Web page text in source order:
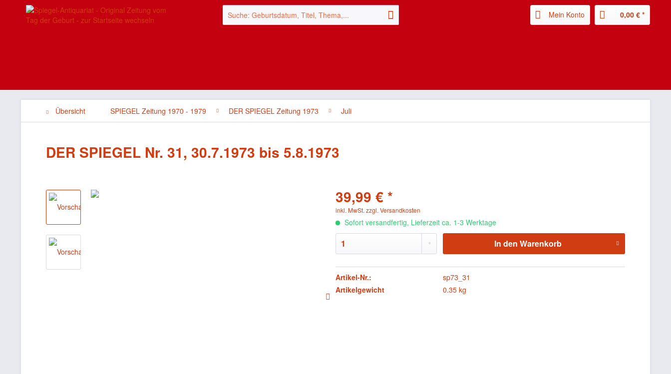
Mein Konto 0,00 € *
Übersicht SPIEGEL Zeitung 1970 - 1979 DER SPIEGEL Zeitung 1973 Juli
DER SPIEGEL Nr. 31, 30.7.1973 bis 5.8.1973
39,99 € *
inkl. MwSt. zzgl. Versandkosten
Sofort versandfertig, Lieferzeit ca. 1-3 Werktage
In den Warenkorb
Artikel-Nr.:
sp73_31
Artikelgewicht
0.35 kg